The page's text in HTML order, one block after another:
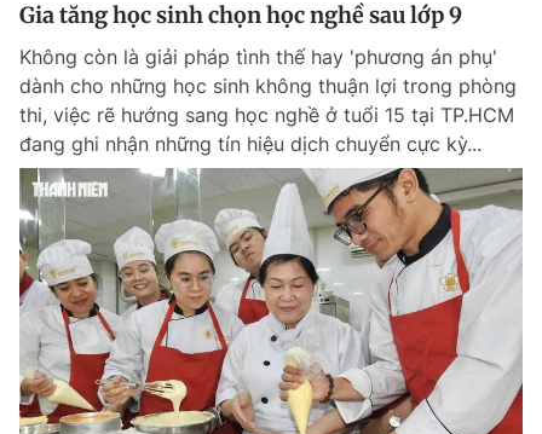
Gia tăng học sinh chọn học nghề sau lớp 9
Không còn là giải pháp tình thế hay 'phương án phụ'
dành cho những học sinh không thuận lợi trong phòng
thi, việc rẽ hướng sang học nghề ở tuổi 15 tại TP.HCM
đang ghi nhận những tín hiệu dịch chuyển cực kỳ...